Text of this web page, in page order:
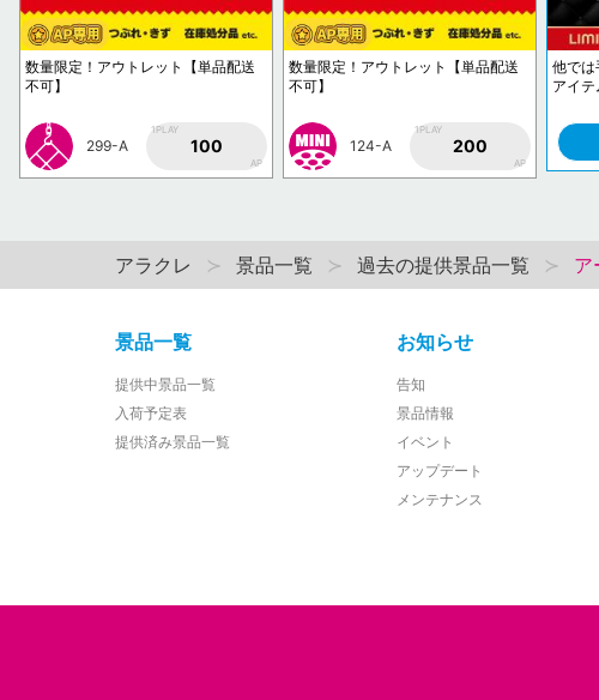
数量限定！アウトレット【単品配送
不可】
299-A
1PLAY
100
AP
数量限定！アウトレット【単品配送
不可】
124-A
1PLAY
200
AP
他では
アイテ
アラクレ 景品一覧 過去の提供景品一覧 ア
景品一覧
提供中景品一覧
入荷予定表
提供済み景品一覧
お知らせ
告知
景品情報
イベント
アップデート
メンテナンス